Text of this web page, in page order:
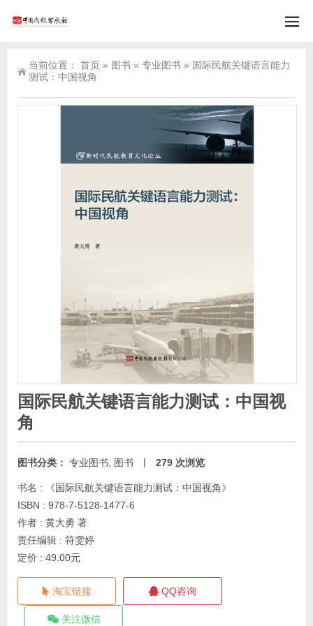
当前位置： 首页 » 图书 » 专业图书 » 国际民航关键语言能力
测试：中国视角
国际民航关键语言能力测试：中国视
角
图书分类： 专业图书 图书 | 279 次浏览
书名 : 《国际民航关键语言能力测试：中国视角》
ISBN : 978-7-5128-1477-6
作者 : 黄大勇 著
责任编辑 : 符雯婷
定价 : 49.00元
淘宝链接 QQ咨询
关注微信